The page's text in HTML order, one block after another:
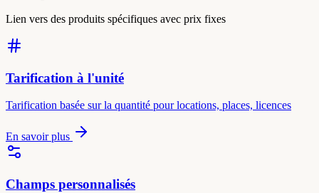
Lien vers des produits spécifiques avec prix fixes
Tarification à l'unité
Tarification basée sur la quantité pour locations, places, licences
En savoir plus
Champs personnalisés